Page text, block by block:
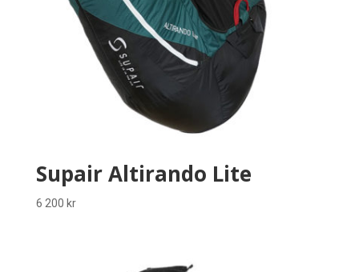
Supair Altirando Lite
6 200 kr